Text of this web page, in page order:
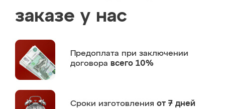
заказе у нас
Предоплата при заключении
договора всего 10%
Сроки изготовления от 7 дней